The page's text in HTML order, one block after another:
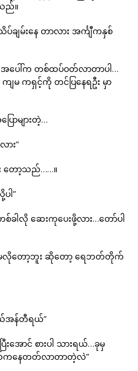
ည်။
ပ်ချမ်းနေ တာလား အင်္ကျီကနှစ်
ပေါ်က တစ်ထပ်ဝတ်လာတာပါ…
မ ကရှင့်ကို တင်ပြနေရဦး မှာ
ာများတဲ့…
ား”
တော့သည်……။
ါ”
ခါလို ဆေးကုပေးဖို့လား…တော်ပါ
မလိုတော့ဘူး ဆိုတော့ ရေဘတ်တိုက်
ယ်အန်တီရယ်”
အောင် စားပါ သားရယ်…ခုမှ
ကနေတတ်လာတာတဲ့လဲ”